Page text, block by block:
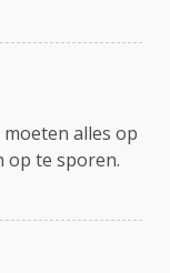
alles op
op te sporen.